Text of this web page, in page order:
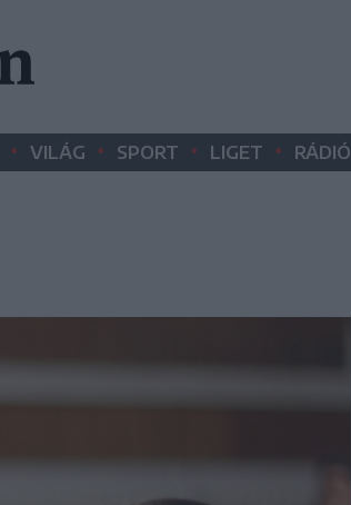
• VILÁG • SPORT • LIGET • RÁDIÓ